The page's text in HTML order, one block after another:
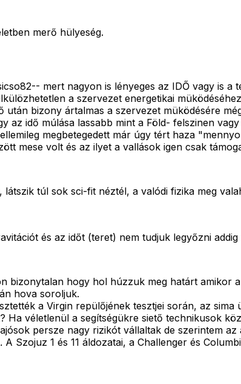
merő hülyeség.
mert nagyon is lényeges az IDŐ vagy is
a szervezet energetikai
bizony ártalmas a szervezet müködésére
az idő múlása lassabb mint a Föld- felszinen
megbetegedett már úgy tért haza
mese volt és az ilyet a vallások igen csak
túl sok sci-fit néztél, a valódi fizika meg
és az időt (teret) nem tudjuk legyőzni addig
bizonytalan hogy hol húzzuk meg határt
hova soroljuk.
a Virgin repülőjének tesztjei során, az
Ha véletlenül a segítségükre siető technikusok
persze nagy rizikót vállaltak de szerintem
Szojuz 1 és 11 áldozatai, a Challenger és